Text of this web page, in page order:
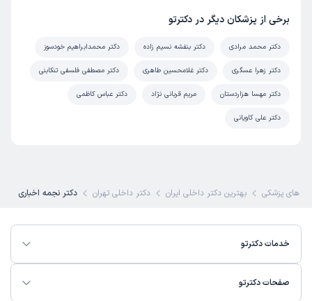
برخی از پزشکان دیگر در دکترتو
دکتر محمد مرادی دکتر بنفشه نسیم زاده دکتر محمدابراهیم خودسوز
دکتر زهرا عسگری دکتر غلامحسین طاهری دکتر مصطفی فلسفی تنکابنی
دکتر مهسا هزاردستان مریم قربانی نژاد دکتر عباس کاظمی
دکتر علی کاویانی
های پزشکی بهترین دکتر داخلی ایران دکتر داخلی تهران دکتر نجمه اخباری
خدمات دکترتو
صفحات دکترتو